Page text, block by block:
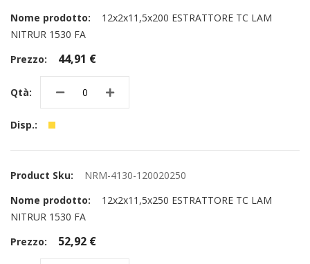
12x2x11,5x200 ESTRATTORE TC LAM
NITRUR 1530 FA
44,91 €
NRM-4130-120020250
12x2x11,5x250 ESTRATTORE TC LAM
NITRUR 1530 FA
52,92 €